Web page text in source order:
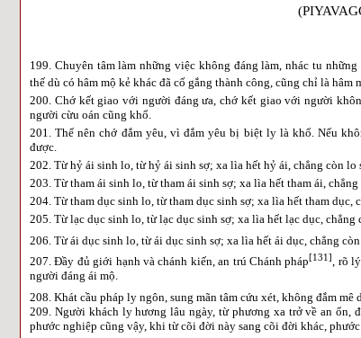
199. Chuyên tâm làm những việc không đáng làm, nhác tu
thế dù có hâm mộ kẻ khác đã cố gắng thành công, cũng chỉ là hâm
200. Chớ kết giao với người đáng ưa, chớ kết giao với người
người cừu oán cũng khổ.
201. Thế nên chớ đắm yêu, vì đắm yêu bị biệt ly là khổ. Nếu
được.
202. Từ hỷ ái sinh lo, từ hỷ ái sinh sợ; xa lìa hết hỷ ái, chẳng còn lo
203. Từ tham ái sinh lo, từ tham ái sinh sợ; xa lìa hết tham ái,
204. Từ tham dục sinh lo, từ tham dục sinh sợ; xa lìa hết tham dục,
205. Từ lạc dục sinh lo, từ lạc dục sinh sợ; xa lìa hết lạc dục, chẳng
206. Từ ái dục sinh lo, từ ái dục sinh sợ; xa lìa hết ái dục, chẳng
207. Đầy đủ giới hạnh và chánh kiến, an trú Chánh pháp[131], rõ
người đáng ái mộ.
208. Khát cầu pháp ly ngôn, sung mãn tâm cứu xét, không đắm mê
209. Người khách ly hương lâu ngày, từ phương xa trở về an ổn,
phước nghiệp cũng vậy, khi từ cõi đời này sang cõi đời khác,